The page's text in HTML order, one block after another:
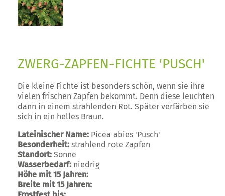
ZWERG-ZAPFEN-FICHTE 'PUSCH'
Die kleine Fichte ist besonders schön, wenn sie ihre
vielen frischen Zapfen bekommt. Denn diese leuchten
dann in einem strahlenden Rot. Später verfärben sie
sich in ein helles Braun.
Lateinischer Name: Picea abies 'Pusch'
Besonderheit: strahlend rote Zapfen
Standort: Sonne
Wasserbedarf: niedrig
Höhe mit 15 Jahren:
Breite mit 15 Jahren: